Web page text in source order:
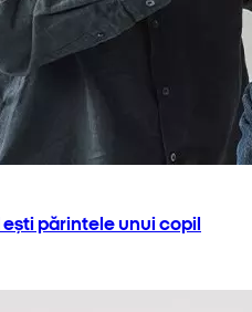
părintele unui copil